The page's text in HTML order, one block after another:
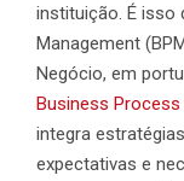
instituição. É isso
Management
Negócio, em
Business
integra
expectativas e